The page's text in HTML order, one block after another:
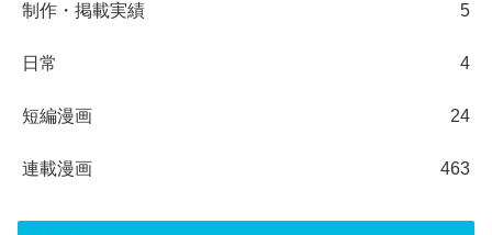
制作・掲載実績 5
日常 4
短編漫画 24
連載漫画 463